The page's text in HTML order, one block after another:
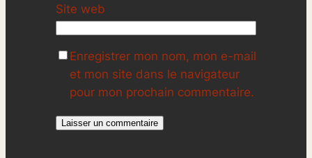
Site web
Enregistrer mon nom, mon e-mail
et mon site dans le navigateur
pour mon prochain commentaire.